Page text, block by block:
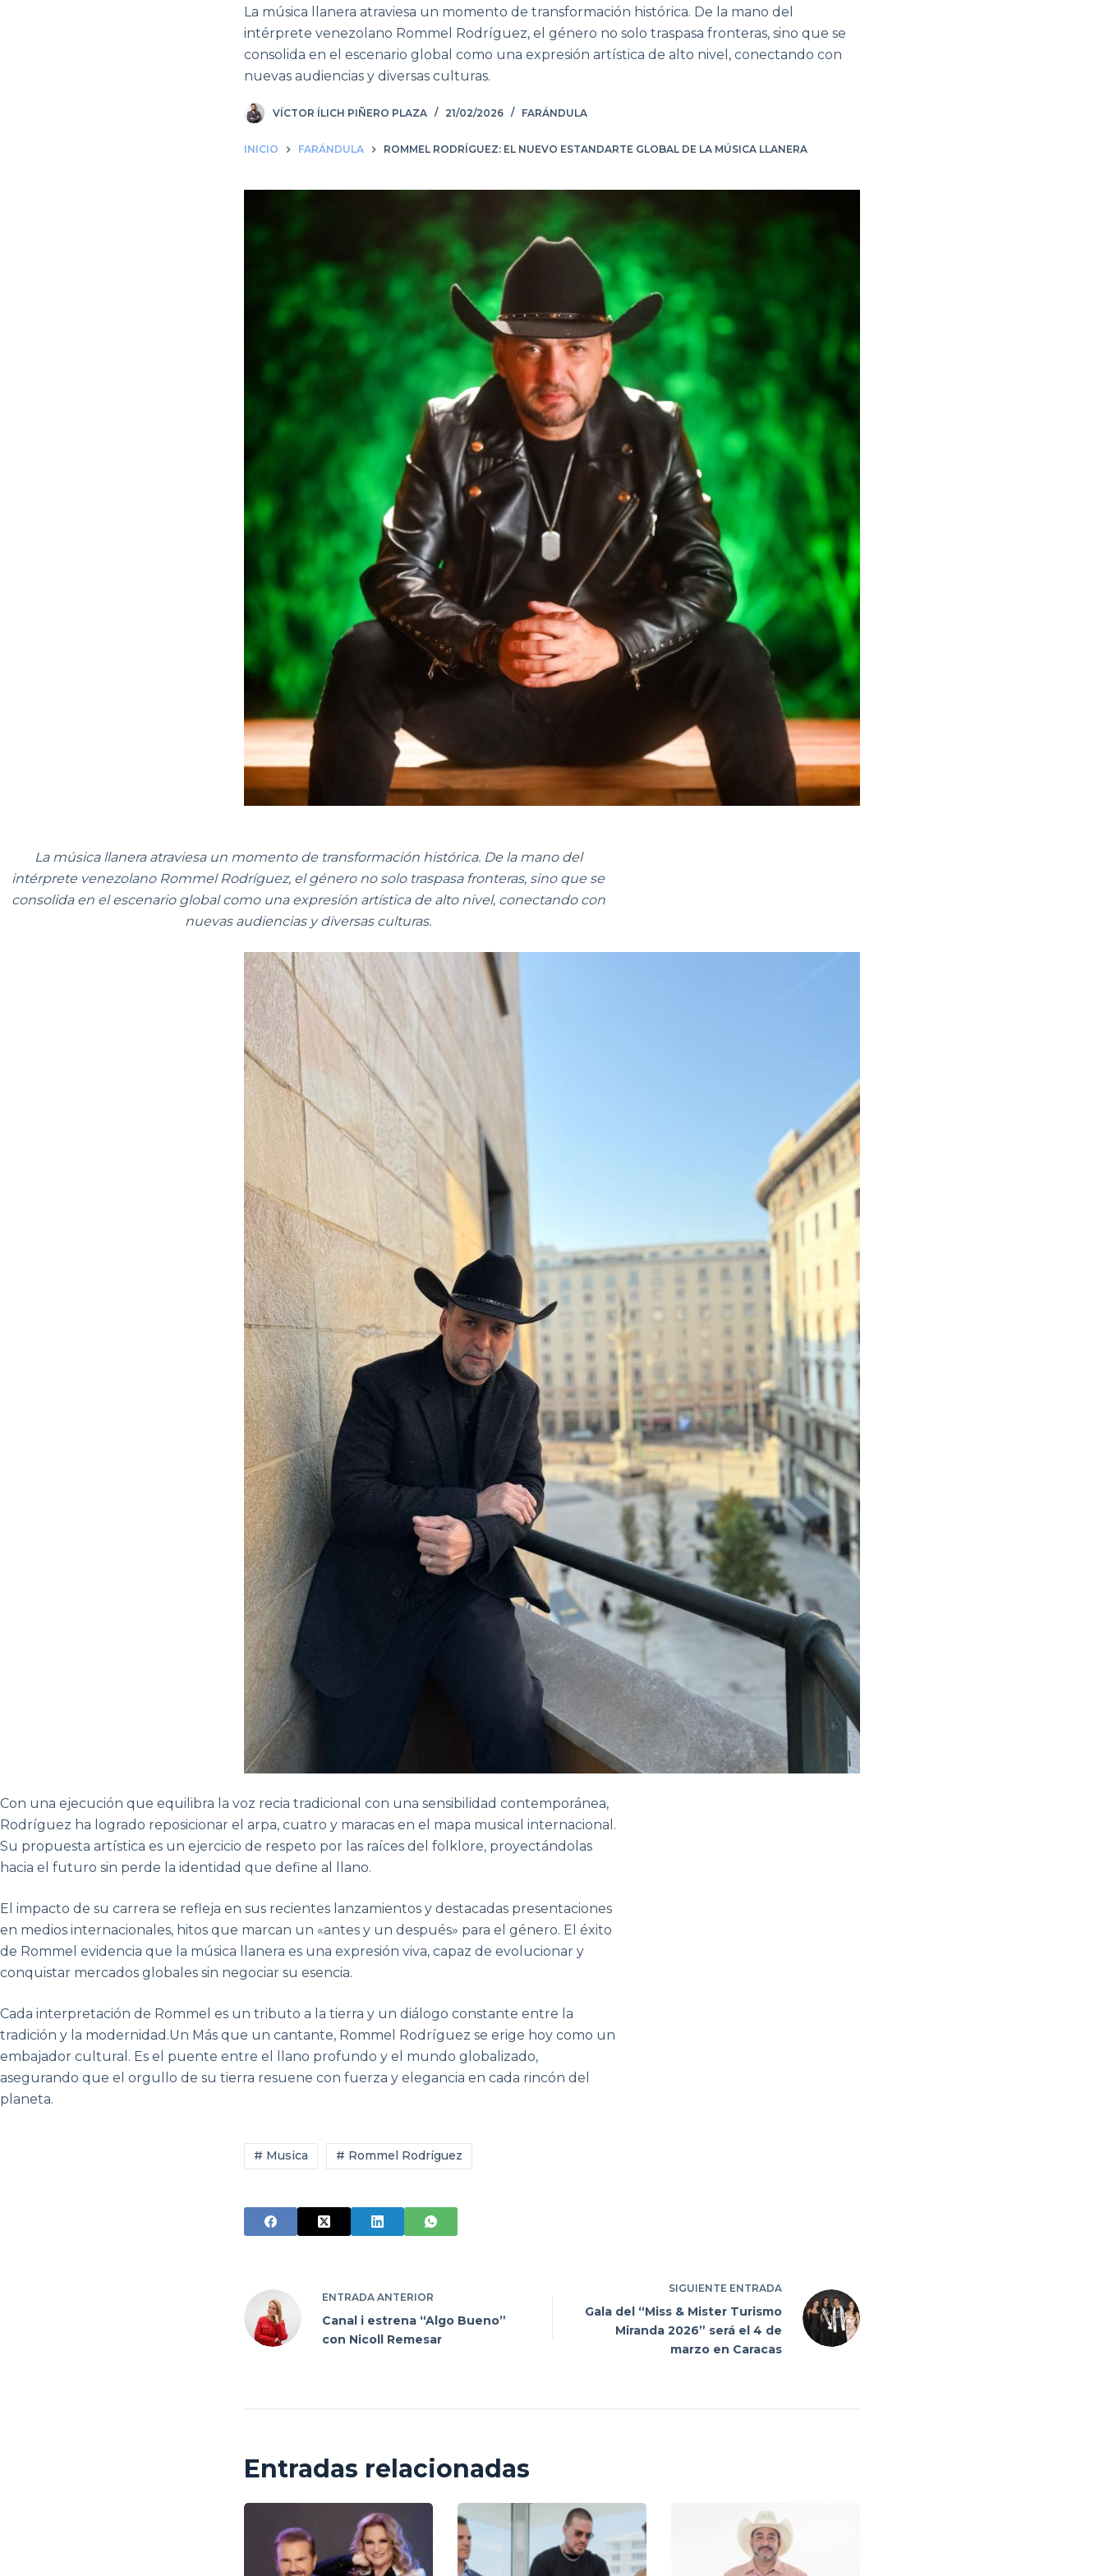
La música llanera atraviesa un momento de transformación histórica. De la mano del
intérprete venezolano Rommel Rodríguez, el género no solo traspasa fronteras, sino que se
consolida en el escenario global como una expresión artística de alto nivel, conectando con
nuevas audiencias y diversas culturas.
VÍCTOR ÍLICH PIÑERO PLAZA 21/02/2026 FARÁNDULA
INICIO FARÁNDULA ROMMEL RODRÍGUEZ: EL NUEVO ESTANDARTE GLOBAL DE LA MÚSICA LLANERA
La música llanera atraviesa un momento de transformación histórica. De la mano del
intérprete venezolano Rommel Rodríguez, el género no solo traspasa fronteras, sino que se
consolida en el escenario global como una expresión artística de alto nivel, conectando con
nuevas audiencias y diversas culturas.
Con una ejecución que equilibra la voz recia tradicional con una sensibilidad contemporánea,
Rodríguez ha logrado reposicionar el arpa, cuatro y maracas en el mapa musical internacional.
Su propuesta artística es un ejercicio de respeto por las raíces del folklore, proyectándolas
hacia el futuro sin perde la identidad que define al llano.
El impacto de su carrera se refleja en sus recientes lanzamientos y destacadas presentaciones
en medios internacionales, hitos que marcan un «antes y un después» para el género. El éxito
de Rommel evidencia que la música llanera es una expresión viva, capaz de evolucionar y
conquistar mercados globales sin negociar su esencia.
Cada interpretación de Rommel es un tributo a la tierra y un diálogo constante entre la
tradición y la modernidad.Un Más que un cantante, Rommel Rodríguez se erige hoy como un
embajador cultural. Es el puente entre el llano profundo y el mundo globalizado,
asegurando que el orgullo de su tierra resuene con fuerza y elegancia en cada rincón del
planeta.
# Musica # Rommel Rodríguez
ENTRADA ANTERIOR
Canal i estrena “Algo Bueno”
con Nicoll Remesar
SIGUIENTE ENTRADA
Gala del “Miss & Mister Turismo
Miranda 2026” será el 4 de
marzo en Caracas
Entradas relacionadas